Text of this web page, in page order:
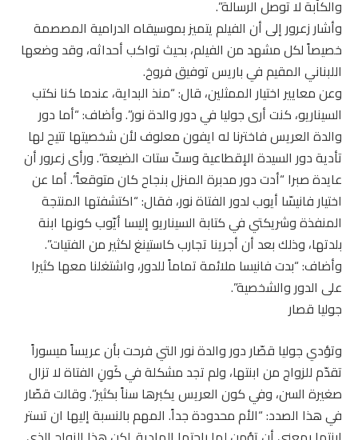
والكآبة لا توصل الرسالة”.
وأشار زعرور إلى أن الفيلم يتميز بموسيقاه الدرامية المصصمة
خصيصاً لكل مشهد من الفيلم، بحيث تواكب أحداثه، وقد وضعها
اللبناني المقيم في باريس توفيق فروخ.
وعن معايير اختيار الممثلين، قال: “منذ البداية، عندما كنا نكتب
السيناريو، كنت أرى جوليا في دور والدة نور”. وأضاف: “أما دور
والدة العريس فاخترنا له ايفون معلوف لأن شخصيتها تتيح لها
تأدية دور السيدة الإقطاعية وستّ ستات الضيعة”. ورأى زعرور أن
عايدة صبرا “أدت دور مدبرة المنزل بنجاح كان متوقعاُ”. أما عن
اختيار فانيسّا أيوب لدور الفتاة نور، فقال: “اكتشفتها المنتجة
المنفذة وشريكتي في كتابة السيناريو إليسا أيّوب كونها ابنة
بلدتها، وذلك بعد أن أجرينا تجارب كاستينغ لكثير من الفتيات”.
وأضاف: “بدت فانيسا ملائمة تماماً للدور، واشتغلنا معها كثيرا
على الدور والشخصية”.
جوليا قصار
وتؤدي جوليا قصّار دور والدة نور التي فرحت بأن عريساً ميسوراً
تقدّم للزواج من ابنتها، ولم تجد مشكلة في كَونِ الفتاة لا تزال
صغيرة السن، وفي كون العريس يكبرها سناً بكثير”. وقالت قصّار
في هذا الصدد: “الأم محدودة جداً. المهم بالنسبة إليها ان تستر